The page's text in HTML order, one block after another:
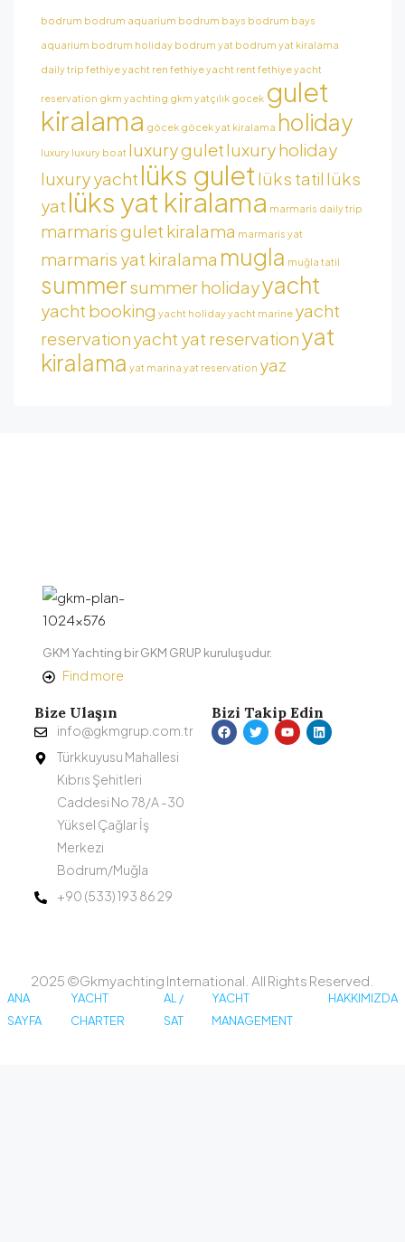
bodrum bodrum aquarium bodrum bays bodrum bays
aquarium bodrum holiday bodrum yat bodrum yat kiralama
daily trip fethiye yacht ren fethiye yacht rent fethiye yacht
reservation gkm yachting gkm yatçılık gocek gulet
kiralama göcek göcek yat kiralama holiday
luxury luxury boat luxury guletluxury holiday
luxury yacht lüks guletlüks tatil lüks
yat lüks yat kiralama marmaris daily trip
marmaris gulet kiralama marmaris yat
marmaris yat kiralama mugla muğla tatil
summersummer holidayyacht
yacht booking yacht holidayyacht marine yacht
reservationyacht yat reservationyat
kiralama yat marina yat reservation yaz
GKM Yachting bir GKM GRUP kuruluşudur.
Find more
Bize Ulaşın
info@gkmgrup.com.tr
Türkkuyusu Mahallesi
Kıbrıs Şehitleri
Caddesi No 78/A -30
Yüksel Çağlar İş
Merkezi
Bodrum/Muğla
+90 (533) 193 86 29
Bizi Takip Edin
2025 ©Gkmyachting International. All Rights Reserved.
ANA
SAYFA
YACHT
CHARTER
AL /
SAT
YACHT
MANAGEMENT
HAKKIMIZDA